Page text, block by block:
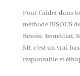
Pour t’aider dans
méthode BISOUS
Besoin, Immédiat,
5R, c’est un vrai
responsable et